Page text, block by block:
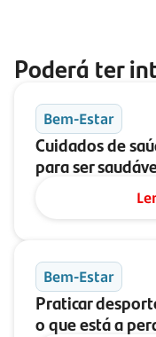
Poderá ter
Bem-Estar
Cuidados de
para ser
Bem-Estar
Praticar
o que está a